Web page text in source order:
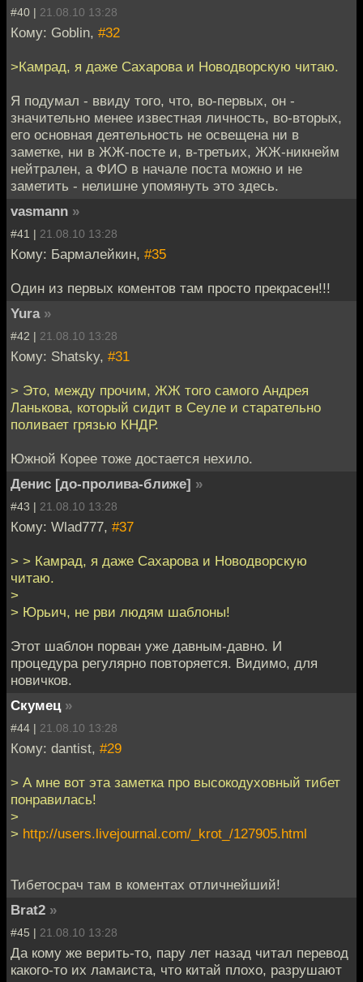
#40 | 21.08.10 13:28
Кому: Goblin, #32
>Камрад, я даже Сахарова и Новодворскую читаю.
Я подумал - ввиду того, что, во-первых, он -
значительно менее известная личность, во-вторых,
его основная деятельность не освещена ни в
заметке, ни в ЖЖ-посте и, в-третьих, ЖЖ-никнейм
нейтрален, а ФИО в начале поста можно и не
заметить - нелишне упомянуть это здесь.
vasmann »
#41 | 21.08.10 13:28
Кому: Бармалейкин, #35
Один из первых коментов там просто прекрасен!!!
Yura »
#42 | 21.08.10 13:28
Кому: Shatsky, #31
> Это, между прочим, ЖЖ того самого Андрея
Ланькова, который сидит в Сеуле и старательно
поливает грязью КНДР.
Южной Корее тоже достается нехило.
Денис [до-пролива-ближе] »
#43 | 21.08.10 13:28
Кому: Wlad777, #37
> > Камрад, я даже Сахарова и Новодворскую
читаю.
>
> Юрьич, не рви людям шаблоны!
Этот шаблон порван уже давным-давно. И
процедура регулярно повторяется. Видимо, для
новичков.
Скумец »
#44 | 21.08.10 13:28
Кому: dantist, #29
> А мне вот эта заметка про высокодуховный тибет
понравилась!
>
> http://users.livejournal.com/_krot_/127905.html
Тибетосрач там в коментах отличнейший!
Brat2 »
#45 | 21.08.10 13:28
Да кому же верить-то, пару лет назад читал перевод
какого-то их ламаиста, что китай плохо, разрушают